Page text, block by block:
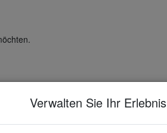
Verwalten Sie Ihr Erlebnis